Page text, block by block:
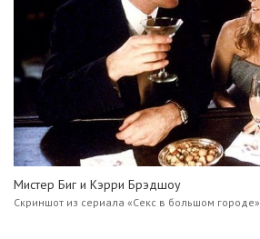
Мистер Биг и Кэрри Брэдшоу
Скриншот из сериала «Секс в большом городе»